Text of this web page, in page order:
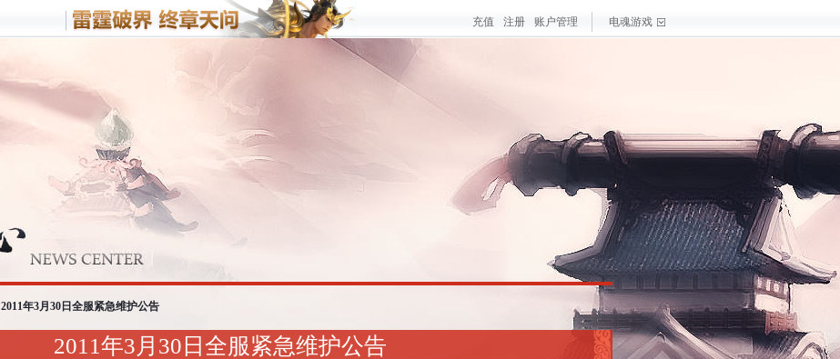
2011年3月30日全服紧急维护公告
2011年3月30日全服紧急维护公告
电魂游戏
客户端游戏 手机游戏
野蛮人大作
热门游戏
最新游戏
充值 注册 账户管理